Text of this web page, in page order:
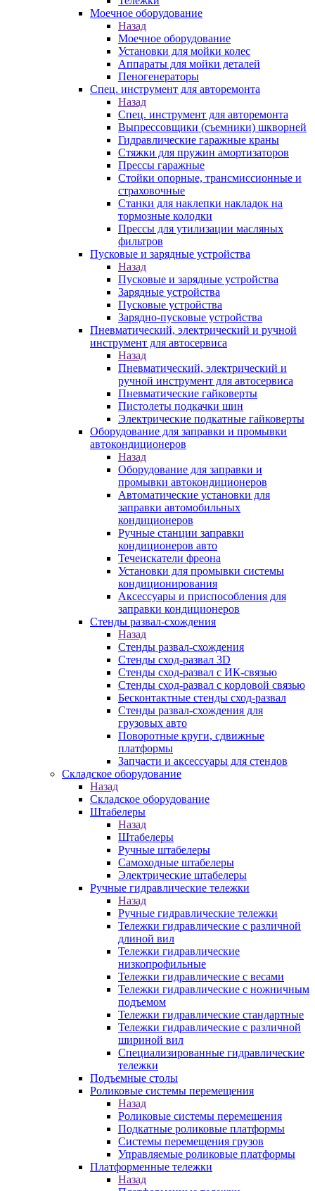
Моечное оборудование
Назад
Моечное оборудование
Установки для мойки колес
Аппараты для мойки деталей
Пеногенераторы
Спец. инструмент для авторемонта
Назад
Спец. инструмент для авторемонта
Выпрессовщики (съемники) шкворней
Гидравлические гаражные краны
Стяжки для пружин амортизаторов
Прессы гаражные
Стойки опорные, трансмиссионные и
страховочные
Станки для наклепки накладок на
тормозные колодки
Прессы для утилизации масляных
фильтров
Пусковые и зарядные устройства
Назад
Пусковые и зарядные устройства
Зарядные устройства
Пусковые устройства
Зарядно-пусковые устройства
Пневматический, электрический и ручной
инструмент для автосервиса
Назад
Пневматический, электрический и
ручной инструмент для автосервиса
Пневматические гайковерты
Пистолеты подкачки шин
Электрические подкатные гайковерты
Оборудование для заправки и промывки
автокондиционеров
Назад
Оборудование для заправки и
промывки автокондиционеров
Автоматические установки для
заправки автомобильных
кондиционеров
Ручные станции заправки
кондиционеров авто
Течеискатели фреона
Установки для промывки системы
кондиционирования
Аксессуары и приспособления для
заправки кондиционеров
Стенды развал-схождения
Назад
Стенды развал-схождения
Стенды сход-развал 3D
Стенды сход-развал с ИК-связью
Стенды сход-развал с кордовой связью
Бесконтактные стенды сход-развал
Стенды развал-схождения для
грузовых авто
Поворотные круги, сдвижные
платформы
Запчасти и аксессуары для стендов
Складское оборудование
Назад
Складское оборудование
Штабелеры
Назад
Штабелеры
Ручные штабелеры
Самоходные штабелеры
Электрические штабелеры
Ручные гидравлические тележки
Назад
Ручные гидравлические тележки
Тележки гидравлические с различной
длиной вил
Тележки гидравлические
низкопрофильные
Тележки гидравлические с весами
Тележки гидравлические с ножничным
подъемом
Тележки гидравлические стандартные
Тележки гидравлические с различной
шириной вил
Специализированные гидравлические
тележки
Подъемные столы
Роликовые системы перемещения
Назад
Роликовые системы перемещения
Подкатные роликовые платформы
Системы перемещения грузов
Управляемые роликовые платформы
Платформенные тележки
Назад